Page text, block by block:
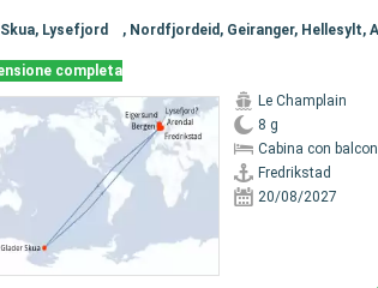
completa
Le Champlain
8 g
Cabina con
Fredrikstad
20/08/2027